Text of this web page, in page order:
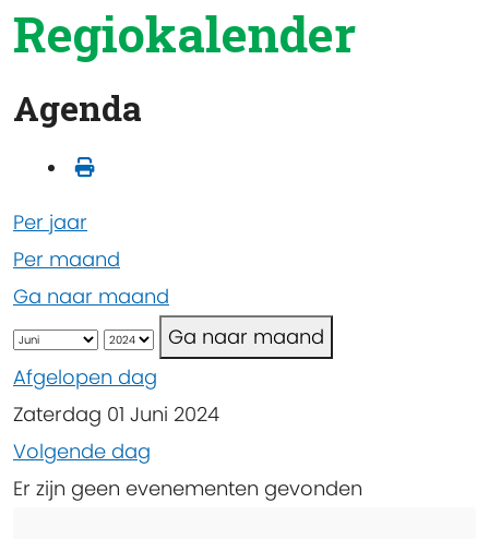
Regiokalender
Agenda
Per jaar
Per maand
Ga naar maand
Ga naar maand
Afgelopen dag
Zaterdag 01 Juni 2024
Volgende dag
Er zijn geen evenementen gevonden